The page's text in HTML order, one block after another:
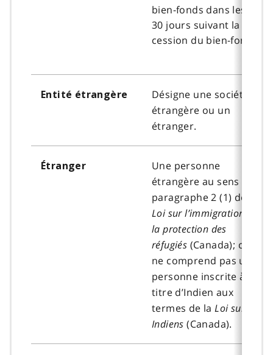
bien-fonds dans les
30 jours suivant la
cession du bien-fonds.
Entité étrangère
Désigne une société
étrangère ou un
étranger.
Étranger
Une personne
étrangère au sens du
paragraphe 2 (1) de la
Loi sur l’immigration et
la protection des
réfugiés (Canada); cela
ne comprend pas une
personne inscrite à
titre d’Indien aux
termes de laLoi sur les
Indiens (Canada).